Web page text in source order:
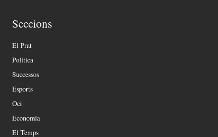
Seccions
El Prat
Política
Successos
Esports
Oci
Economia
El Temps